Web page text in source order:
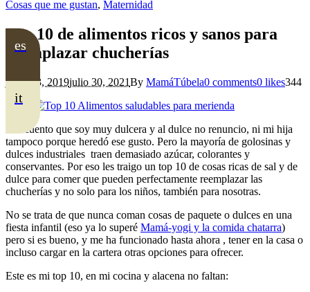
es
it
Cosas que me gustan, Maternidad
Top 10 de alimentos ricos y sanos para
reemplazar chucherías
junio 23, 2019julio 30, 2021By MamáTúbela0 comments0 likes344
Les cuento que soy muy dulcera y al dulce no renuncio, ni mi hija
tampoco porque heredó ese gusto. Pero la mayoría de golosinas y
dulces industriales traen demasiado azúcar, colorantes y
conservantes. Por eso les traigo un top 10 de cosas ricas de sal y de
dulce para comer que pueden perfectamente reemplazar las
chucherías y no solo para los niños, también para nosotras.
No se trata de que nunca coman cosas de paquete o dulces en una
fiesta infantil (eso ya lo superé Mamá-yogi y la comida chatarra)
pero si es bueno, y me ha funcionado hasta ahora , tener en la casa o
incluso cargar en la cartera otras opciones para ofrecer.
Este es mi top 10, en mi cocina y alacena no faltan: